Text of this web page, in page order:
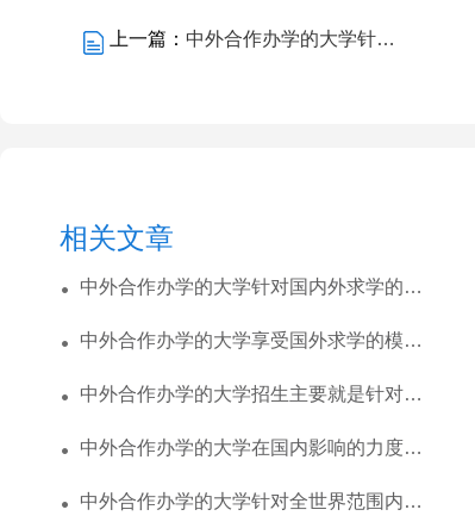
上一篇： 中外合作办学的大学针对国内外求学的模式是具有挑战力的
相关文章
中外合作办学的大学针对国内外求学的模式是具有挑战力的
中外合作办学的大学享受国外求学的模式是优势的
中外合作办学的大学招生主要就是针对国内上班族的招生
中外合作办学的大学在国内影响的力度还是很高
中外合作办学的大学针对全世界范围内的学生可以报考